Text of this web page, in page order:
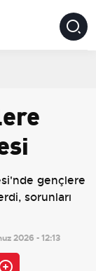
gençlere
sorunları
2026 - 12:13